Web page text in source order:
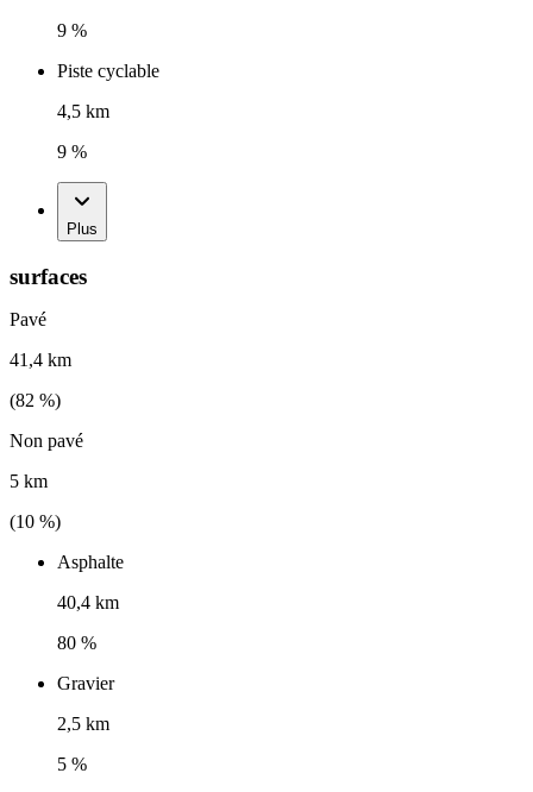
9 %
Piste cyclable
4,5 km
9 %
Plus
surfaces
Pavé
41,4 km
(82 %)
Non pavé
5 km
(10 %)
Asphalte
40,4 km
80 %
Gravier
2,5 km
5 %